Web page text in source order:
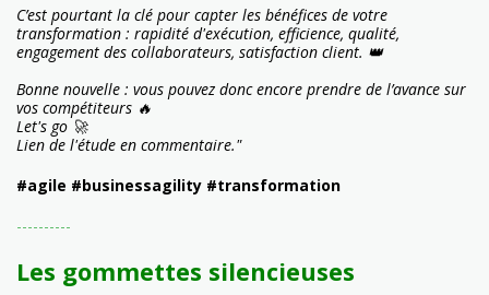
C’est pourtant la clé pour capter les bénéfices de votre
transformation : rapidité d'exécution, efficience, qualité,
engagement des collaborateurs, satisfaction client. 👑
Bonne nouvelle : vous pouvez donc encore prendre de l’avance sur
vos compétiteurs 🔥
Let's go 🚀
Lien de l'étude en commentaire."
#agile #businessagility #transformation
----------
Les gommettes silencieuses